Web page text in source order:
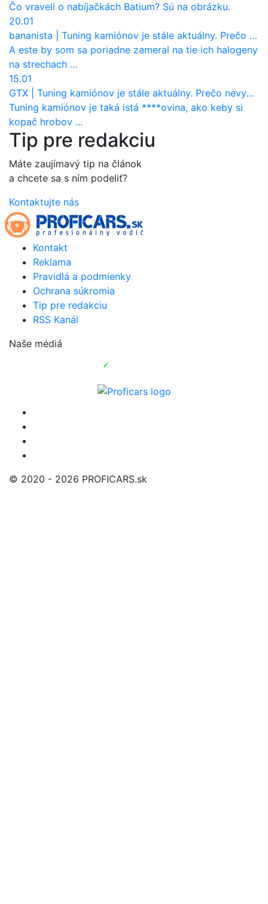
Čo vraveli o nabíjačkách Batium? Sú na obrázku.
20.01
bananista
Tuning kamiónov je stále aktuálny. Prečo nevyhynul ako pri osobákoch?
A este by som sa poriadne zameral na tie ich halogeny
na strechach ...
15.01
GTX
Tuning kamiónov je stále aktuálny. Prečo nevyhynul ako pri osobákoch?
Tuning kamiónov je taká istá ****ovina, ako keby si
kopač hrobov ...
Tip pre redakciu
Máte zaujímavý tip na článok
a chcete sa s ním podeliť?
Kontaktujte nás
Kontakt
Reklama
Pravidlá a podmienky
Ochrana súkromia
Tip pre redakciu
RSS Kanál
Naše médiá
© 2020 - 2026 PROFICARS.sk